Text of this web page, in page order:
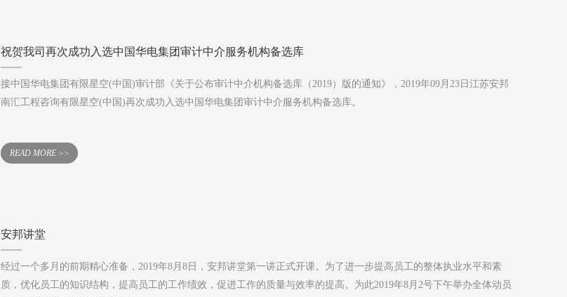
祝贺我司再次成功入选中国华电集团审计中介服务机构备选库
接中国华电集团有限星空(中国)审计部《关于公布审计中介机构备选库（2019）版的通知》，2019年09月23日江苏安邦
南汇工程咨询有限星空(中国)再次成功入选中国华电集团审计中介服务机构备选库。
READ MORE >>
安邦讲堂
经过一个多月的前期精心准备，2019年8月8日，安邦讲堂第一讲正式开课。为了进一步提高员工的整体执业水平和素
质，优化员工的知识结构，提高员工的工作绩效，促进工作的质量与效率的提高。为此2019年8月2号下午举办全体动员